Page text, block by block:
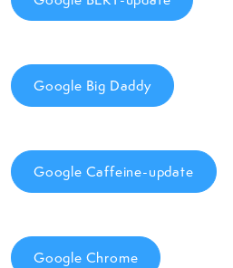
Google Big Daddy
Google Caffeine-update
Google Chrome